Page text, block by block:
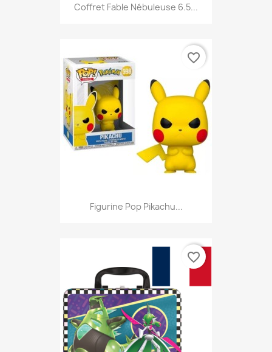
Coffret Fable Nébuleuse 6.5...
Figurine Pop Pikachu...
favorite_border
favorite_border